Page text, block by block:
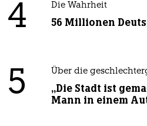
4 Die Wahrheit
56 Millionen
5 Über die
„Die Stadt ist
Mann in einem